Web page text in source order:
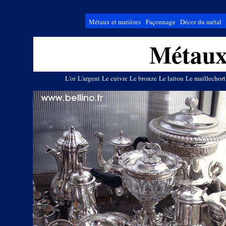
Métaux et matières Façonnage Décor du métal
L'or L'argent Le cuivre Le bronze Le laiton Le maillechort